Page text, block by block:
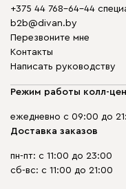
+375 44 768-64-44
b2b@divan.by
Перезвоните мне
Контакты
Написать руководству
Режим работы колл-
ежедневно с 09:00 до
Доставка заказов
пн-пт: с 11:00 до 23:00
сб-вс: с 11:00 до 21:00